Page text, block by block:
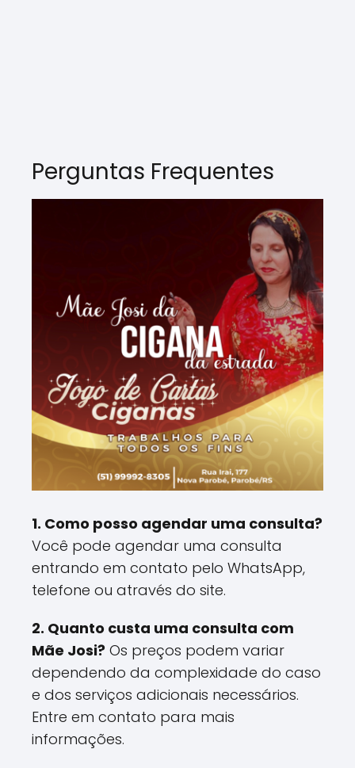
Perguntas Frequentes
1. Como posso agendar uma consulta?
Você pode agendar uma consulta
entrando em contato pelo WhatsApp,
telefone ou através do site.
2. Quanto custa uma consulta com
Mãe Josi? Os preços podem variar
dependendo da complexidade do caso
e dos serviços adicionais necessários.
Entre em contato para mais
informações.